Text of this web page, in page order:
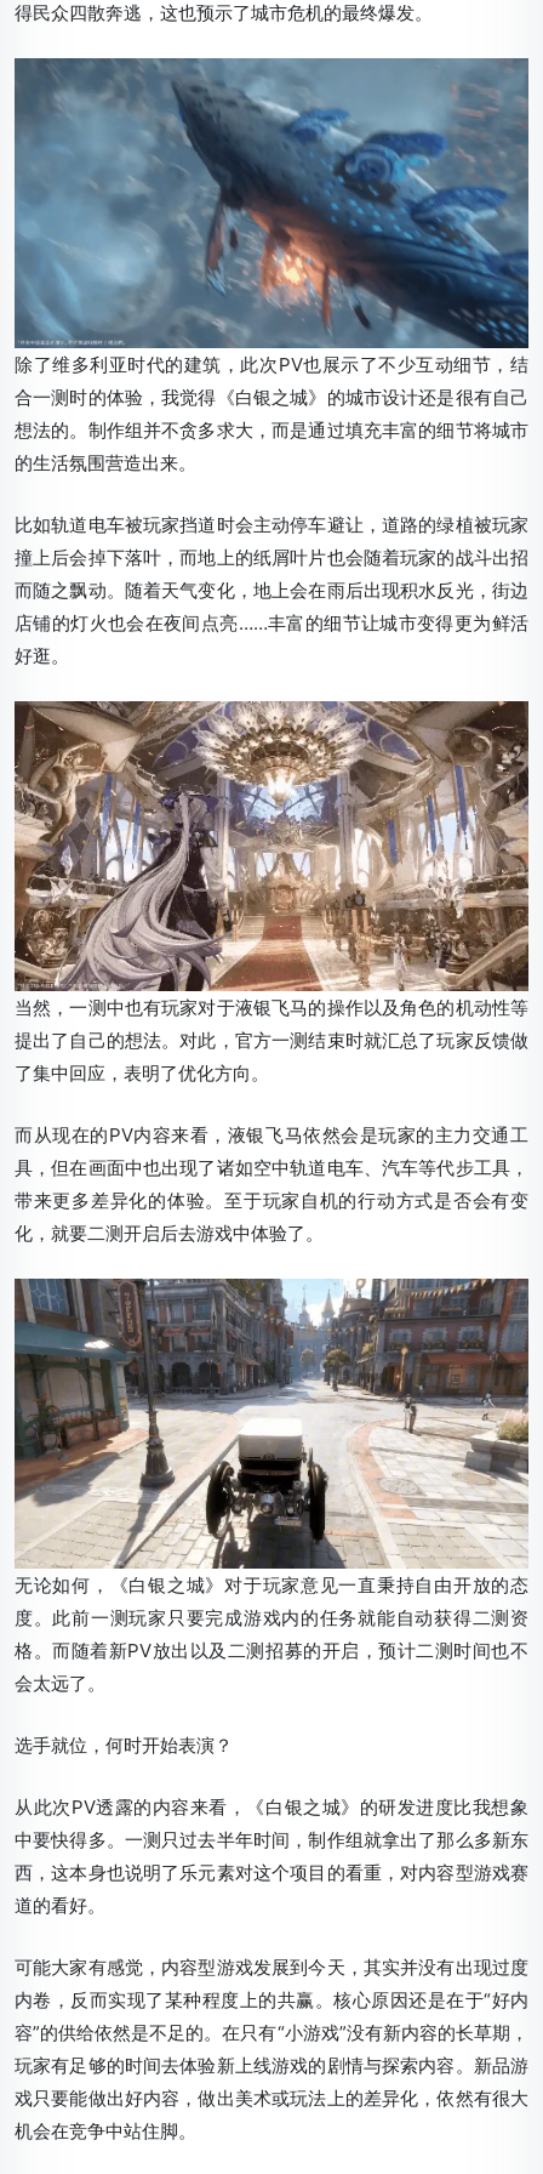
得民众四散奔逃，这也预示了城市危机的最终爆发。
除了维多利亚时代的建筑，此次PV也展示了不少互动细节，结
合一测时的体验，我觉得《白银之城》的城市设计还是很有自己
想法的。制作组并不贪多求大，而是通过填充丰富的细节将城市
的生活氛围营造出来。
比如轨道电车被玩家挡道时会主动停车避让，道路的绿植被玩家
撞上后会掉下落叶，而地上的纸屑叶片也会随着玩家的战斗出招
而随之飘动。随着天气变化，地上会在雨后出现积水反光，街边
店铺的灯火也会在夜间点亮……丰富的细节让城市变得更为鲜活
好逛。
当然，一测中也有玩家对于液银飞马的操作以及角色的机动性等
提出了自己的想法。对此，官方一测结束时就汇总了玩家反馈做
了集中回应，表明了优化方向。
而从现在的PV内容来看，液银飞马依然会是玩家的主力交通工
具，但在画面中也出现了诸如空中轨道电车、汽车等代步工具，
带来更多差异化的体验。至于玩家自机的行动方式是否会有变
化，就要二测开启后去游戏中体验了。
无论如何，《白银之城》对于玩家意见一直秉持自由开放的态
度。此前一测玩家只要完成游戏内的任务就能自动获得二测资
格。而随着新PV放出以及二测招募的开启，预计二测时间也不
会太远了。
选手就位，何时开始表演？
从此次PV透露的内容来看，《白银之城》的研发进度比我想象
中要快得多。一测只过去半年时间，制作组就拿出了那么多新东
西，这本身也说明了乐元素对这个项目的看重，对内容型游戏赛
道的看好。
可能大家有感觉，内容型游戏发展到今天，其实并没有出现过度
内卷，反而实现了某种程度上的共赢。核心原因还是在于“好内
容”的供给依然是不足的。在只有“小游戏”没有新内容的长草期，
玩家有足够的时间去体验新上线游戏的剧情与探索内容。新品游
戏只要能做出好内容，做出美术或玩法上的差异化，依然有很大
机会在竞争中站住脚。